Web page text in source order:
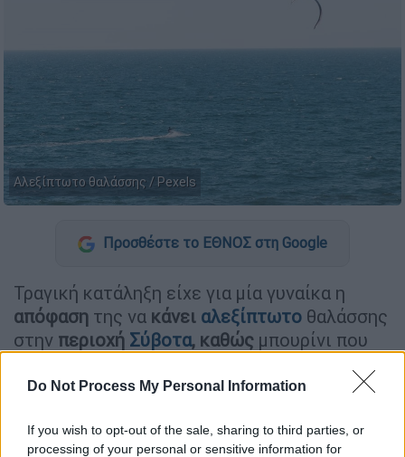
Do Not Process My Personal Information
If you wish to opt-out of the sale, sharing to third parties, or
processing of your personal or sensitive information for
Αλεξίπτωτο θαλάσσης / Pexels
Προσθέστε το ΕΘΝΟΣ στη Google
Τραγική κατάληξη είχε για μία γυναίκα η
απόφαση της να κάνει αλεξίπτωτο θαλάσσης
στην περιοχή Σύβοτα, καθώς μπουρίνι που
που κρατούσεη κοπέλα με αποτέλεσμα
ζωή της.